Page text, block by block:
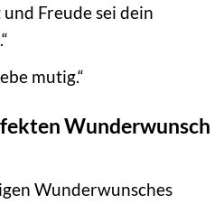
Freude sei dein
mutig.“
Wunderwunsch
Wunderwunsches